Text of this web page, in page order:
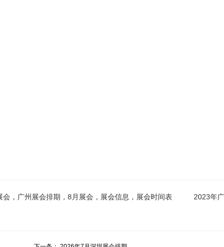
，广州展会排期，8月展会，展会信息，展会时间表 2023年